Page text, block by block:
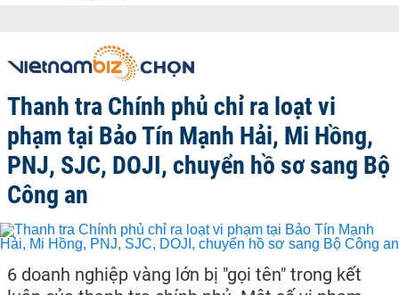
Thanh tra Chính phủ chỉ ra loạt vi
phạm tại Bảo Tín Mạnh Hải, Mi Hồng,
PNJ, SJC, DOJI, chuyển hồ sơ sang Bộ
Công an
6 doanh nghiệp vàng lớn bị "gọi tên" trong kết